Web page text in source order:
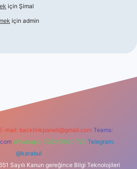
için Şimal
için admin
E-mail: backlinkpaneli@gmail.com Teams:
Whatsapp: 0262 606 0 726 Telegram:
@karabul
Sayılı Kanun gereğince Bilgi Teknolojileri